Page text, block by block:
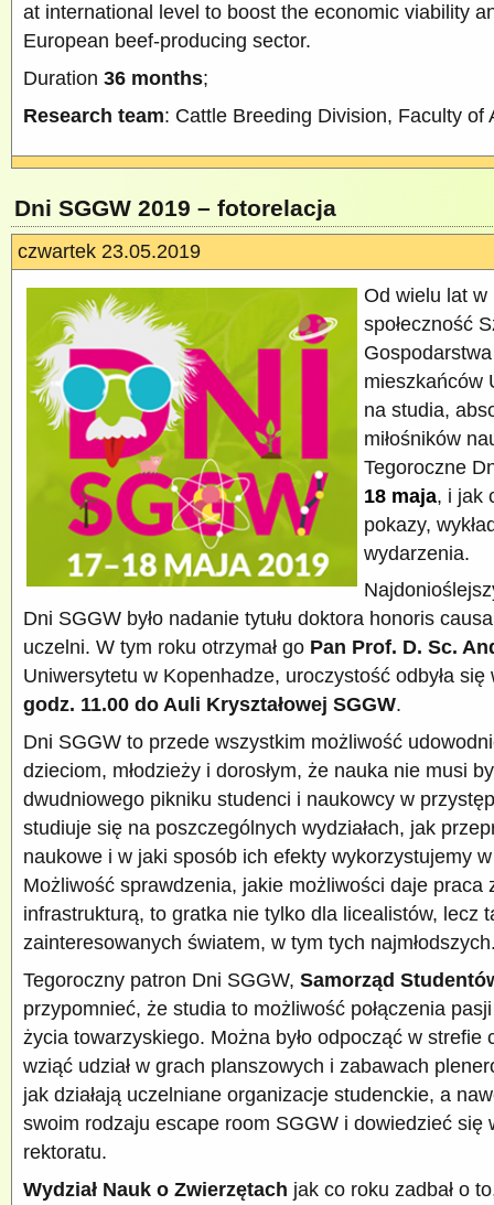
at international level to boost the economic viability
European beef-producing sector.
Duration 36 months;
Research team: Cattle Breeding Division, Faculty of
Dni SGGW 2019 – fotorelacja
czwartek 23.05.2019
Od wielu lat w
społeczność
mieszkańców
na studia,
miłośników
Tegoroczne
18 maja, i jak
pokazy,
wydarzenia.
Dni SGGW było nadanie tytułu doktora honoris
uczelni. W tym roku otrzymał go Pan Prof. D. Sc.
Uniwersytetu w Kopenhadze, uroczystość odbyła
godz. 11.00 do Auli Kryształowej SGGW.
Dni SGGW to przede wszystkim możliwość
dzieciom, młodzieży i dorosłym, że nauka nie musi
dwudniowego pikniku studenci i naukowcy w
studiuje się na poszczególnych wydziałach, jak
naukowe i w jaki sposób ich efekty wykorzystujemy
Możliwość sprawdzenia, jakie możliwości daje praca
infrastrukturą, to gratka nie tylko dla licealistów, lecz
zainteresowanych światem, w tym tych
Tegoroczny patron Dni SGGW, Samorząd
przypomnieć, że studia to możliwość połączenia
życia towarzyskiego. Można było odpocząć w strefie
wziąć udział w grach planszowych i zabawach
jak działają uczelniane organizacje studenckie, a
swoim rodzaju escape room SGGW i dowiedzieć się
rektoratu.
Wydział Nauk o Zwierzętach jak co roku zadbał o